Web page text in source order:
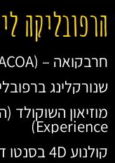
הרפובליקה
חרבקואה – (JARABACOA) + רפטינג בחרבקואה
שנורקלינג
Experience)
קולנוע 4D בסנטו דומינגו